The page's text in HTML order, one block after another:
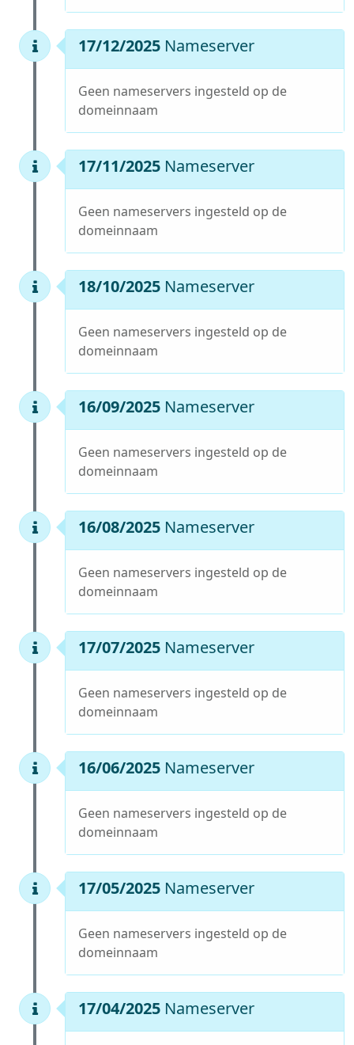
17/12/2025 Nameserver
Geen nameservers ingesteld op de
domeinnaam
17/11/2025 Nameserver
Geen nameservers ingesteld op de
domeinnaam
18/10/2025 Nameserver
Geen nameservers ingesteld op de
domeinnaam
16/09/2025 Nameserver
Geen nameservers ingesteld op de
domeinnaam
16/08/2025 Nameserver
Geen nameservers ingesteld op de
domeinnaam
17/07/2025 Nameserver
Geen nameservers ingesteld op de
domeinnaam
16/06/2025 Nameserver
Geen nameservers ingesteld op de
domeinnaam
17/05/2025 Nameserver
Geen nameservers ingesteld op de
domeinnaam
17/04/2025 Nameserver